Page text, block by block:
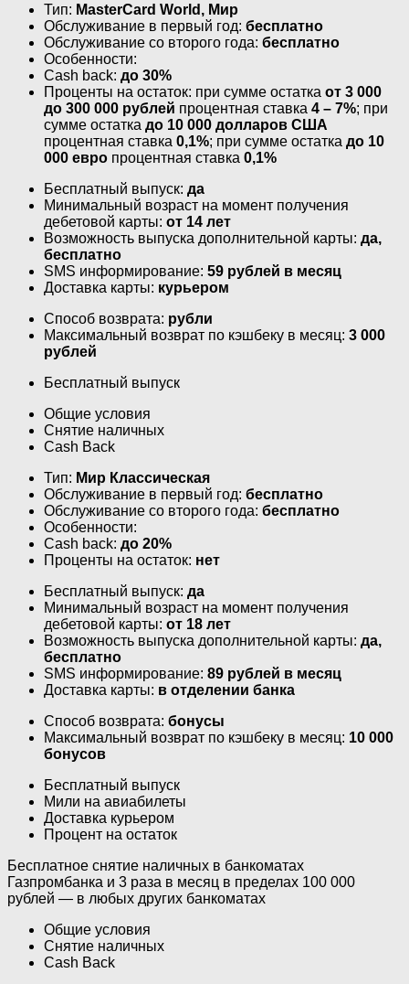
Тип: MasterСard World, Мир
Обслуживание в первый год: бесплатно
Обслуживание со второго года: бесплатно
Особенности:
Cash back: до 30%
Проценты на остаток: при сумме остатка от 3 000
до 300 000 рублей процентная ставка 4 – 7%; при
сумме остатка до 10 000 долларов США
процентная ставка 0,1%; при сумме остатка до 10
000 евро процентная ставка 0,1%
Бесплатный выпуск: да
Минимальный возраст на момент получения
дебетовой карты: от 14 лет
Возможность выпуска дополнительной карты: да,
бесплатно
SMS информирование: 59 рублей в месяц
Доставка карты: курьером
Способ возврата: рубли
Максимальный возврат по кэшбеку в месяц: 3 000
рублей
Бесплатный выпуск
Общие условия
Снятие наличных
Cash Back
Тип: Мир Классическая
Обслуживание в первый год: бесплатно
Обслуживание со второго года: бесплатно
Особенности:
Cash back: до 20%
Проценты на остаток: нет
Бесплатный выпуск: да
Минимальный возраст на момент получения
дебетовой карты: от 18 лет
Возможность выпуска дополнительной карты: да,
бесплатно
SMS информирование: 89 рублей в месяц
Доставка карты: в отделении банка
Способ возврата: бонусы
Максимальный возврат по кэшбеку в месяц: 10 000
бонусов
Бесплатный выпуск
Мили на авиабилеты
Доставка курьером
Процент на остаток
Бесплатное снятие наличных в банкоматах
Газпромбанка и 3 раза в месяц в пределах 100 000
рублей — в любых других банкоматах
Общие условия
Снятие наличных
Cash Back